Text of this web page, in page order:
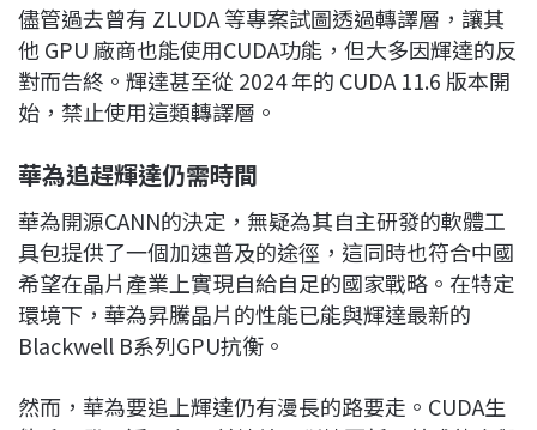
儘管過去曾有 ZLUDA 等專案試圖透過轉譯層，讓其
他 GPU 廠商也能使用CUDA功能，但大多因輝達的反
對而告終。輝達甚至從 2024 年的 CUDA 11.6 版本開
始，禁止使用這類轉譯層。
華為追趕輝達仍需時間
華為開源CANN的決定，無疑為其自主研發的軟體工
具包提供了一個加速普及的途徑，這同時也符合中國
希望在晶片產業上實現自給自足的國家戰略。在特定
環境下，華為昇騰晶片的性能已能與輝達最新的
Blackwell B系列GPU抗衡。
然而，華為要追上輝達仍有漫長的路要走。CUDA生